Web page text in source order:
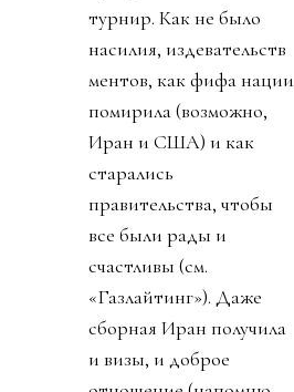
турнир. Как не было
насилия, издевательств
ментов, как фифа нации
помирила (возможно,
Иран и США) и как
старались
правительства, чтобы
все были рады и
счастливы (см.
«Газлайтинг»). Даже
сборная Иран получила
и визы, и доброе